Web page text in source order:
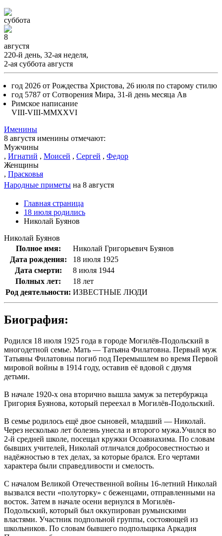
суббота
8
августя
220-й день, 32-ая неделя,
2-ая суббота августя
год 2026 от Рождества Христова, 26 июля по старому стилю
год 5787 от Сотворения Мира, 31-й день месяца Ав
Римское написание
VIII-VIII-MMXXVI
Именины
8 августя именины отмечают:
Мужчины
, Игнатий , Моисей , Сергей , Федор
Женщины
, Прасковья
Народные приметы на 8 августя
Главная страница
18 июля родились
Николай Буянов
Николай Буянов
Полное имя:
Николай Григорьевич Буянов
Дата рождения:
18 июля 1925
Дата смерти:
8 июля 1944
Полных лет:
18 лет
Род деятельности: ИЗВЕСТНЫЕ ЛЮДИ
Биография:
Родился 18 июля 1925 года в городе Могилёв-Подольский в
многодетной семье. Мать — Татьяна Филатовна. Первый муж
Татьяны Филатовны погиб под Перемышлем во время Первой
мировой войны в 1914 году, оставив её вдовой с двумя
детьми.
В начале 1920-х она вторично вышла замуж за петербуржца
Григория Буянова, который переехал в Могилёв-Подольский.
В семье родилось ещё двое сыновей, младший — Николай.
Через несколько лет болезнь унесла и второго мужа.Учился во
2-й средней школе, посещал кружки Осоавиахима. По словам
бывших учителей, Николай отличался добросовестностью и
надёжностью в тех делах, за которые брался. Его чертами
характера были справедливости и смелость.
С началом Великой Отечественной войны 16-летний Николай
вызвался вести «полуторку» с беженцами, отправленными на
восток. Затем в начале осени вернулся в Могилёв-
Подольский, который был оккупирован румынскими
властями. Участник подпольной группы, состояющей из
школьников. По словам бывшего подпольщика Аркадия